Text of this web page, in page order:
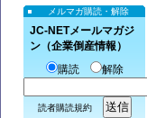
メルマガ購読・解除
JC-NETメールマガジ
ン（企業倒産情報）
購読
解除
読者購読規約